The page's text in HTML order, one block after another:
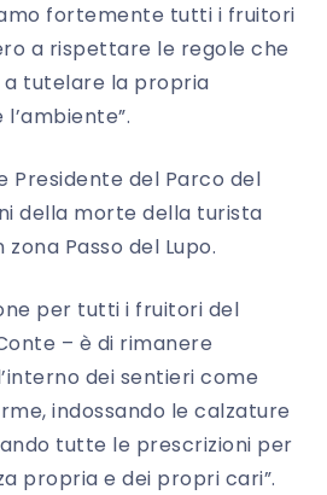
fortemente tutti i fruitori
a rispettare le regole che
tutelare la propria
Presidente del Parco del
della morte della turista
Passo del Lupo.
per tutti i fruitori del
– è di rimanere
dei sentieri come
indossando le calzature
tutte le prescrizioni per
propria e dei propri cari”.